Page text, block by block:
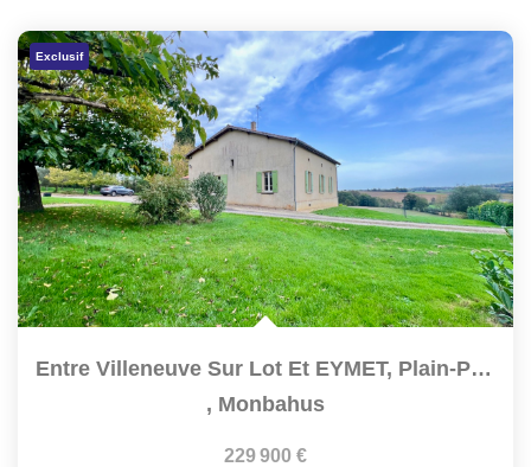
Exclusif
Entre Villeneuve Sur Lot Et EYMET, Plain-Pied Avec Une...
, Monbahus
229 900 €